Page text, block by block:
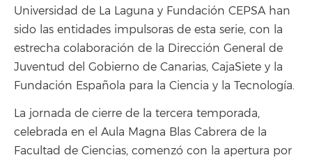
Universidad de La Laguna y Fundación CEPSA han
sido las entidades impulsoras de esta serie, con la
estrecha colaboración de la Dirección General de
Juventud del Gobierno de Canarias, CajaSiete y la
Fundación Española para la Ciencia y la Tecnología.
La jornada de cierre de la tercera temporada,
celebrada en el Aula Magna Blas Cabrera de la
Facultad de Ciencias, comenzó con la apertura por